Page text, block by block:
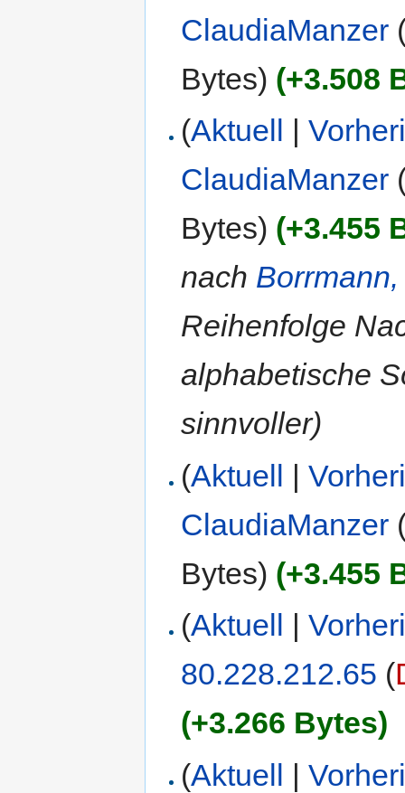
ClaudiaManzer
Bytes) (+3.508
(Aktuell |
ClaudiaManzer
Bytes) (+3.455
nach
Reihenfolge
alphabetische
sinnvoller)
(Aktuell |
ClaudiaManzer
Bytes) (+3.455
(Aktuell |
80.228.212.65 (
(+3.266 Bytes)
(Aktuell |